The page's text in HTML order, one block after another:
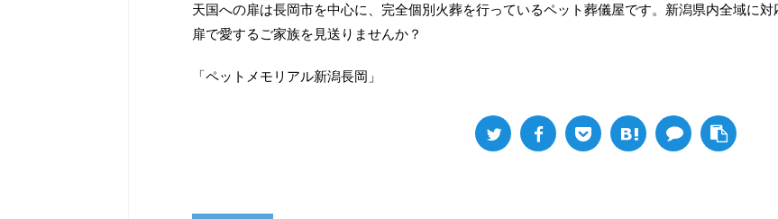
天国への扉は長岡市を中心に、完全個別火葬を行っているペット葬儀屋です。新潟県内全域に
扉で愛するご家族を見送りませんか？
「ペットメモリアル新潟長岡」